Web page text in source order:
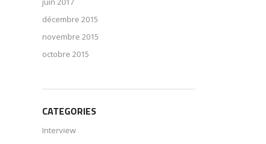
décembre 2015
novembre 2015
octobre 2015
CATEGORIES
Interview